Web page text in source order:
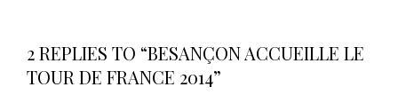
2 REPLIES TO “BESANÇON ACCUEILLE LE
TOUR DE FRANCE 2014”